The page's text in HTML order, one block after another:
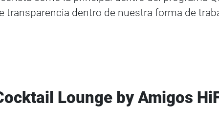
dentro de nuestra forma de
Lounge by Amigos